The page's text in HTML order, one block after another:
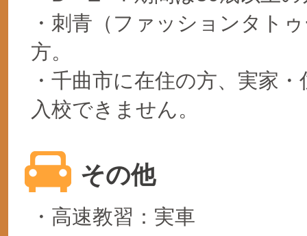
・刺青（ファッションタト
方。
・千曲市に在住の方、実家
入校できません。
その他
・高速教習：実車